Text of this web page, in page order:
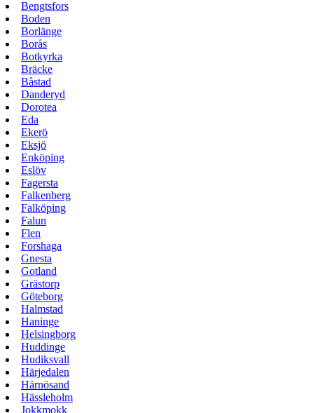
Bengtsfors
Boden
Borlänge
Borås
Botkyrka
Bräcke
Båstad
Danderyd
Dorotea
Eda
Ekerö
Eksjö
Enköping
Eslöv
Fagersta
Falkenberg
Falköping
Falun
Flen
Forshaga
Gnesta
Gotland
Grästorp
Göteborg
Halmstad
Haninge
Helsingborg
Huddinge
Hudiksvall
Härjedalen
Härnösand
Hässleholm
Jokkmokk